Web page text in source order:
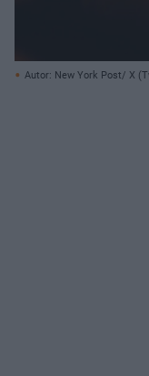
Autor: New York Post/ X